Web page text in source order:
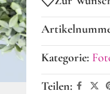
Kategorie:
Teilen: